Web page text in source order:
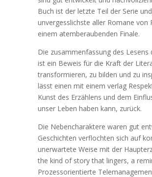
Buch ist der letzte Teil der Serie
unvergesslichste aller Romane von
einem atemberaubenden Finale.
Die zusammenfassung des Lesens
ist ein Beweis für die Kraft der
transformieren, zu bilden und zu
lässt einen mit einem verlag
Kunst des Erzählens und dem
unser Leben haben kann, zurück.
Die Nebencharaktere waren gut
Geschichten verflochten sich auf
unerwartete Weise mit der
the kind of story that lingers, a
Prozessorientierte